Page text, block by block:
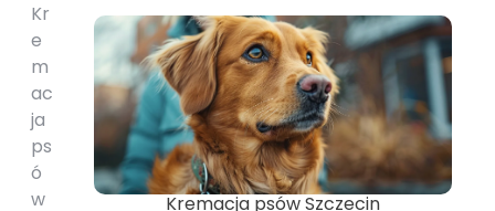
Kremacja psów Szczecin
Kr
e
m
ac
ja
ps
ó
w